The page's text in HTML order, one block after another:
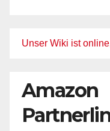
Unser Wiki ist
Amazon